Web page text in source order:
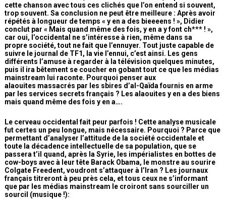
cette chanson avec tous ces clichés que l’on entend si souvent,
trop souvent. Sa conclusion ne peut être meilleure : Après avoir
répétés à longueur de temps « y en a des bieeeens ! », Didier
conclut par « Mais quand même des fois, y en a y font ch*** ! »,
car oui, l’occidental ne s’intéresse à rien, même dans sa
propre société, tout ne fait que l’ennuyer. Tout juste capable de
suivre le journal de TF1, la vie l’ennui, c’est ainsi. Les gens
différents l’amuse à regarder à la télévision quelques minutes,
puis il ira bêtement se coucher en gobant tout ce que les médias
mainstream lui raconte. Pourquoi penser aux
alaouites massacrés par les sbires d’al-Qaïda fournis en arme
par les services secrets français ? Les alaouites y en a des biens
mais quand même des fois y en a….
Le cerveau occidental fait peur parfois ! Cette analyse musicale
fut certes un peu longue, mais nécessaire. Pourquoi ? Parce que
permettant d’analyser l’attitude de la société occidentale et
toute la décadence intellectuelle de sa population, que se
passera t’il quand, après la Syrie, les impérialistes en bottes de
cow-boys avec à leur tête Barack Obama, le monstre au sourire
Colgate Freedent, voudront s’attaquer à l’Iran ? Les journaux
français titreront à peu près cela, et tous ceux ne s’informant
que par les médias mainstream le croiront sans sourciller un
sourcil (musique !):